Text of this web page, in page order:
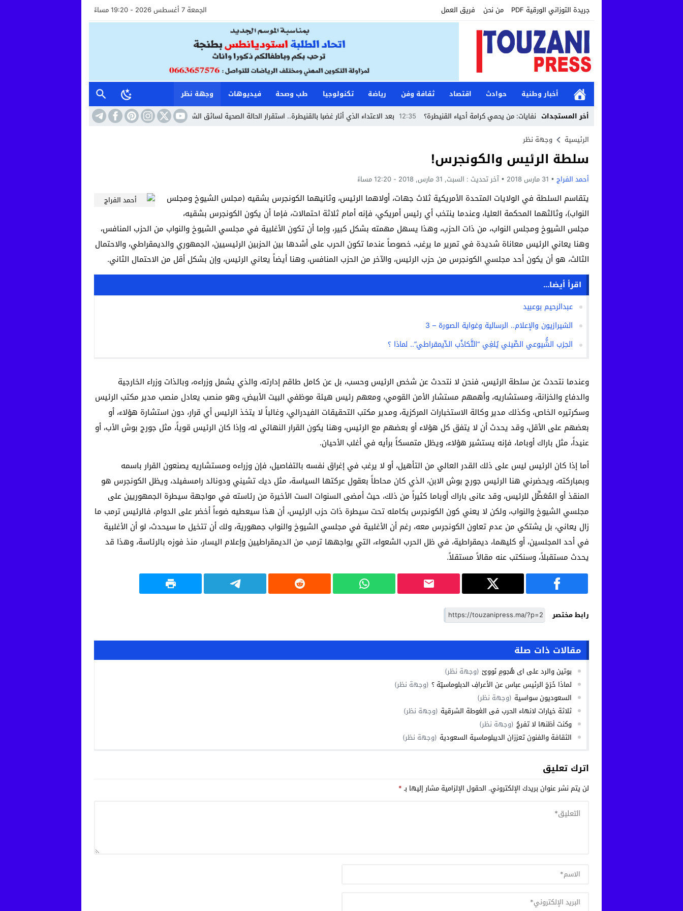
جريدة التوزاني الورقية PDF من نحن فريق العمل الجمعة 7 أغسطس 2026 - 19:20 مساءً
أخبار وطنية حوادث اقتصاد ثقافة وفن رياضة تكنولوجيا طب وصحة فيديوهات
وجهة نظر
أخر المستجدات
حين تتحول الساحة إلى مطرح نفايات: من يحمي كرامة أحياء القنيطرة؟ 12:35 بعد الاعتداء الذي أثار غضبا بالقنيطرة.. استقرار الحالة الصحية لسائق الشاحنة ومواصلة مراقبته طبيا 11:13 تفكيك خلية إرهابية موالية لـ”داعش”
الرئيسية
وجهة نظر
سلطة الرئيس والكونجرس!
أحمد الفراج 31 مارس 2018 آخر تحديث : السبت, 31 مارس, 2018 - 12:20 مساءً
يتقاسم السلطة في الولايات المتحدة الأمريكية ثلاث جهات، أولاهما الرئيس، وثانيهما الكونجرس بشقيه (مجلس الشيوخ ومجلس
النواب)، وثالثهما المحكمة العليا، وعندما ينتخب أي رئيس أمريكي، فإنه أمام ثلاثة احتمالات، فإما أن يكون الكونجرس بشقيه،
مجلس الشيوخ ومجلس النواب، من ذات الحزب، وهذا يسهل مهمته بشكل كبير، وإما أن تكون الأغلبية في مجلسي الشيوخ والنواب من الحزب المنافس،
وهنا يعاني الرئيس معاناة شديدة في تمرير ما يرغب، خصوصاً عندما تكون الحرب على أشدها بين الحزبين الرئيسيين، الجمهوري والديمقراطي، والاحتمال
الثالث، هو أن يكون أحد مجلسي الكونجرس من حزب الرئيس، والآخر من الحزب المنافس، وهنا أيضاً يعاني الرئيس، وإن بشكل أقل من الاحتمال الثاني.
اقرأ أيضا...
عبدالرحيم بوعبيد
الشيرازيون والإعلام.. الرسالية وغواية الصورة – 3
الحِزب الشُّيوعي الصِّيني يُلغِي “التَّكاذُب الدِّيمقراطي”.. لماذا ؟
وعندما نتحدث عن سلطة الرئيس، فنحن لا نتحدث عن شخص الرئيس وحسب، بل عن كامل طاقم إدارته، والذي يشمل وزراءه، وبالذات وزراء الخارجية
والدفاع والخزانة، ومستشاريه، وأهمهم مستشار الأمن القومي، ومعهم رئيس هيئة موظفي البيت الأبيض، وهو منصب يعادل منصب مدير مكتب الرئيس
وسكرتيره الخاص، وكذلك مدير وكالة الاستخبارات المركزية، ومدير مكتب التحقيقات الفيدرالي، وغالباً لا يتخذ الرئيس أي قرار، دون استشارة هؤلاء، أو
بعضهم على الأقل، وقد يحدث أن لا يتفق كل هؤلاء أو بعضهم مع الرئيس، وهنا يكون القرار النهائي له، وإذا كان الرئيس قوياً، مثل جورج بوش الأب، أو
عنيداً، مثل باراك أوباما، فإنه يستشير هؤلاء، ويظل متمسكاً برأيه في أغلب الأحيان.
أما إذا كان الرئيس ليس على ذلك القدر العالي من التأهيل، أو لا يرغب في إغراق نفسه بالتفاصيل، فإن وزراءه ومستشاريه يصنعون القرار باسمه
وبمباركته، ويحضرني هنا الرئيس جورج بوش الابن، الذي كان محاطاً بعقول عركتها السياسة، مثل ديك تشيني ودونالد رامسفيلد، ويظل الكونجرس هو
المنقذ أو المُعَطِّل للرئيس، وقد عانى باراك أوباما كثيراً من ذلك، حيث أمضى السنوات الست الأخيرة من رئاسته في مواجهة سيطرة الجمهوريين على
مجلسي الشيوخ والنواب، ولكن لا يعني كون الكونجرس بكامله تحت سيطرة ذات حزب الرئيس، أن هذا سيعطيه ضوءاً أخضر على الدوام، فالرئيس ترمب ما
زال يعاني، بل يشتكي من عدم تعاون الكونجرس معه، رغم أن الأغلبية في مجلسي الشيوخ والنواب جمهورية، ولك أن تتخيل ما سيحدث، لو أن الأغلبية
في أحد المجلسين، أو كليهما، ديمقراطية، في ظل الحرب الشعواء، التي يواجهها ترمب من الديمقراطيين وإعلام اليسار، منذ فوزه بالرئاسة، وهذا قد
يحدث مستقبلاً، وسنكتب عنه مقالاً مستقلاً.
رابط مختصر
مقالات ذات صلة
بوتين والرد على اي هُجومٍ نَوويّ (وجهة نظر)
لماذا خَرَجَ الرئيس عباس عن الأعرافِ الدبلوماسيّة ؟ (وجهة نظر)
السعوديون سواسية (وجهة نظر)
ثلاثة خيارات لانهاء الحرب في الغوطة الشرقية (وجهة نظر)
وكنت أظنها لا تفرجُ (وجهة نظر)
الثقافة والفنون تعززان الديبلوماسية السعودية (وجهة نظر)
اترك تعليق
لن يتم نشر عنوان بريدك الإلكتروني. الحقول الإلزامية مشار إليها بـ*